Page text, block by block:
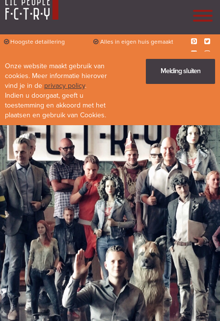
Hoogste detaillering Alles in eigen huis gemaakt
Diverse mogelijkheden
Onze website maakt gebruik van
cookies. Meer informatie hierover
vind je in de privacy policy.
Indien u doorgaat, geeft u
toestemming en akkoord met het
plaatsen en gebruik van Cookies.
Melding sluiten